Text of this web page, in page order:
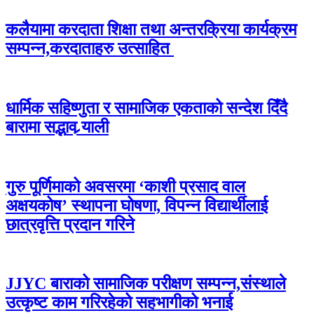
कलैयामा करदाता शिक्षा तथा अन्तरक्रिया कार्यक्रम
सम्पन्न,करदाताहरु उत्साहित
धार्मिक सहिष्णुता र सामाजिक एकताको सन्देश दिँदै
बारामा सद्भाव र्‍याली
गुरु पूर्णिमाको अवसरमा ‘काशी प्रसाद वाल
अक्षयकोष’ स्थापना घोषणा, विपन्न विद्यार्थीलाई
छात्रवृत्ति प्रदान गरिने
JJYC बाराको सामाजिक परीक्षण सम्पन्न,संस्थाले
उत्कृष्ट काम गरिरहेको सहभागीको भनाई